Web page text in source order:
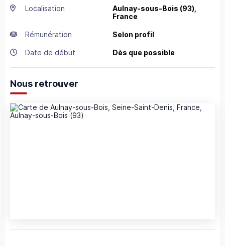
Localisation Aulnay-sous-Bois (93),
France
Rémunération Selon profil
Date de début Dès que possible
Nous retrouver